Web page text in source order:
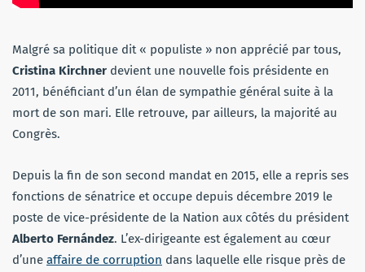
Malgré sa politique dit « populiste » non apprécié par tous,
Cristina Kirchner devient une nouvelle fois présidente en
2011, bénéficiant d’un élan de sympathie général suite à la
mort de son mari. Elle retrouve, par ailleurs, la majorité au
Congrès.
Depuis la fin de son second mandat en 2015, elle a repris ses
fonctions de sénatrice et occupe depuis décembre 2019 le
poste de vice-présidente de la Nation aux côtés du président
Alberto Fernández. L’ex-dirigeante est également au cœur
d’une affaire de corruption dans laquelle elle risque près de